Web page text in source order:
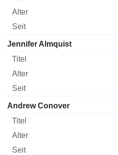
Jennifer Almquist
Andrew Conover